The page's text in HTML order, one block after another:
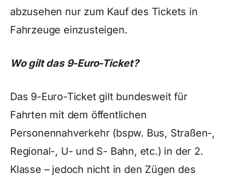
abzusehen nur zum Kauf des Tickets in
Fahrzeuge einzusteigen.
Wo gilt das 9-Euro-Ticket?
Das 9-Euro-Ticket gilt bundesweit für
Fahrten mit dem öffentlichen
Personennahverkehr (bspw. Bus, Straßen-,
Regional-, U- und S- Bahn, etc.) in der 2.
Klasse – jedoch nicht in den Zügen des